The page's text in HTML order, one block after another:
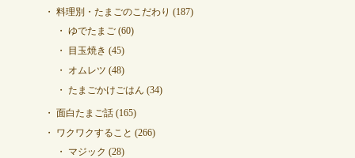
料理別・たまごのこだわり (187)
ゆでたまご(60)
目玉焼き (45)
オムレツ (48)
たまごかけごはん (34)
面白たまご話(165)
ワクワクすること (266)
マジック (28)